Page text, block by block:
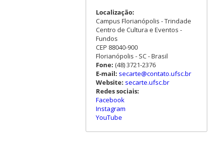
Localização:
Campus Florianópolis - Trindade
Centro de Cultura e Eventos -
Fundos
CEP 88040-900
Florianópolis - SC - Brasil
Fone: (48) 3721-2376
E-mail: secarte@contato.ufsc.br
Website: secarte.ufsc.br
Redes sociais:
Facebook
Instagram
YouTube